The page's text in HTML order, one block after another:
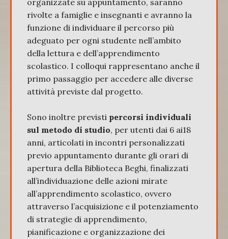
rivolte a famiglie e insegnanti e avranno la
funzione di individuare il percorso più
adeguato per ogni studente nell’ambito
della lettura e dell’apprendimento
scolastico. I colloqui rappresentano anche il
primo passaggio per accedere alle diverse
attività previste dal progetto.
Sono inoltre previsti percorsi individuali
sul metodo di studio, per utenti dai 6 ai18
anni, articolati in incontri personalizzati
previo appuntamento durante gli orari di
apertura della Biblioteca Beghi, finalizzati
all’individuazione delle azioni mirate
all’apprendimento scolastico, ovvero
attraverso l’acquisizione e il potenziamento
di strategie di apprendimento,
pianificazione e organizzazione dei